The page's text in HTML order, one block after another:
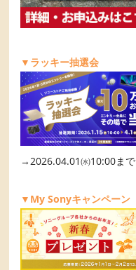
▼ラッキー抽選会
→2026.04.01㈬10:00まで
▼My Sonyキャンペーン